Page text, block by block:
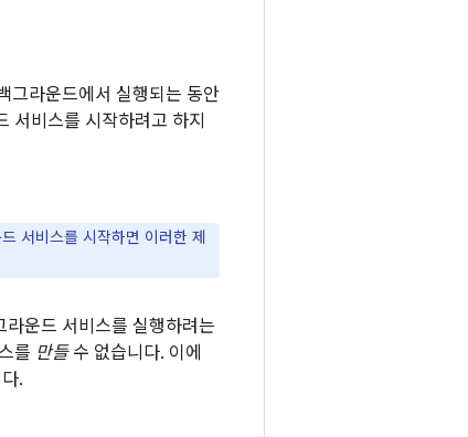
그라운드에서 실행되는 동안
서비스를 시작하려고 하지
서비스를 시작하면 이러한 제
운드 서비스를 실행하려는
를 만들수 없습니다. 이에
.